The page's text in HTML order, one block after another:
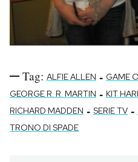
Tag: ALFIE ALLEN - GAME
GEORGE R. R. MARTIN - KIT
RICHARD MADDEN - SERIE TV -
TRONO DI SPADE